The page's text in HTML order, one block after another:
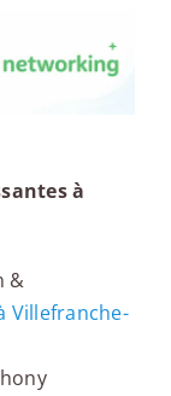
à
&
Villefranche-